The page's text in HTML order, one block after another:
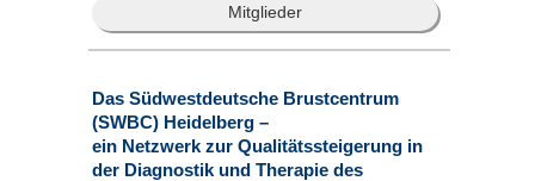
Mitglieder
Das Südwestdeutsche Brustcentrum
(SWBC) Heidelberg –
ein Netzwerk zur Qualitätssteigerung in
der Diagnostik und Therapie des